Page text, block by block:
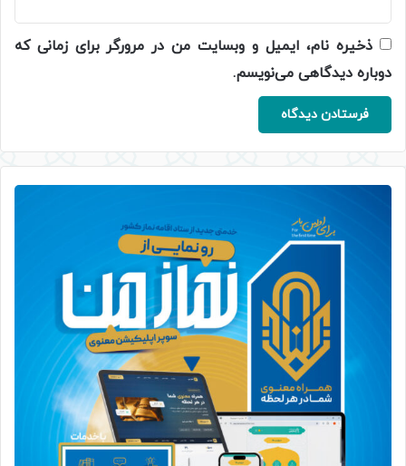
ذخیره نام، ایمیل و وبسایت من در مرورگر برای زمانی که
دوباره دیدگاهی می‌نویسم.